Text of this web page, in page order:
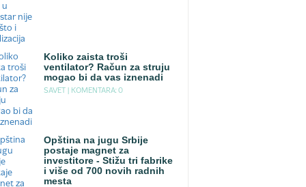
Koliko zaista troši
ventilator? Račun za struju
mogao bi da vas iznenadi
SAVET | KOMENTARA: 0
Opština na jugu Srbije
postaje magnet za
investitore - Stižu tri fabrike
i više od 700 novih radnih
mesta